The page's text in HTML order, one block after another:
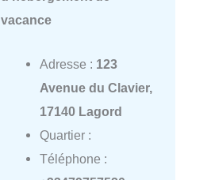
vacance
Adresse : 123
Avenue du Clavier,
17140 Lagord
Quartier :
Téléphone :